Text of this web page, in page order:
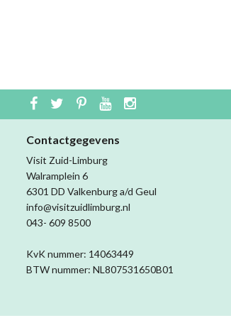
Contactgegevens
Visit Zuid-Limburg
Walramplein 6
6301 DD Valkenburg a/d Geul
info@visitzuidlimburg.nl
043- 609 8500
KvK nummer: 14063449
BTW nummer: NL807531650B01